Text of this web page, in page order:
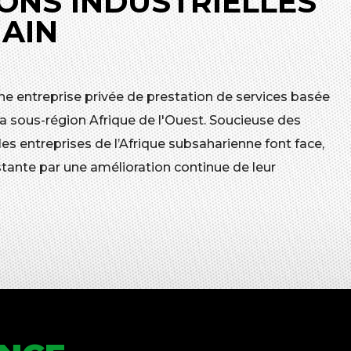
entreprise privée de prestation de services basée
sous-région Afrique de l'Ouest. Soucieuse des
entreprises de l’Afrique subsaharienne font face,
par une amélioration continue de leur